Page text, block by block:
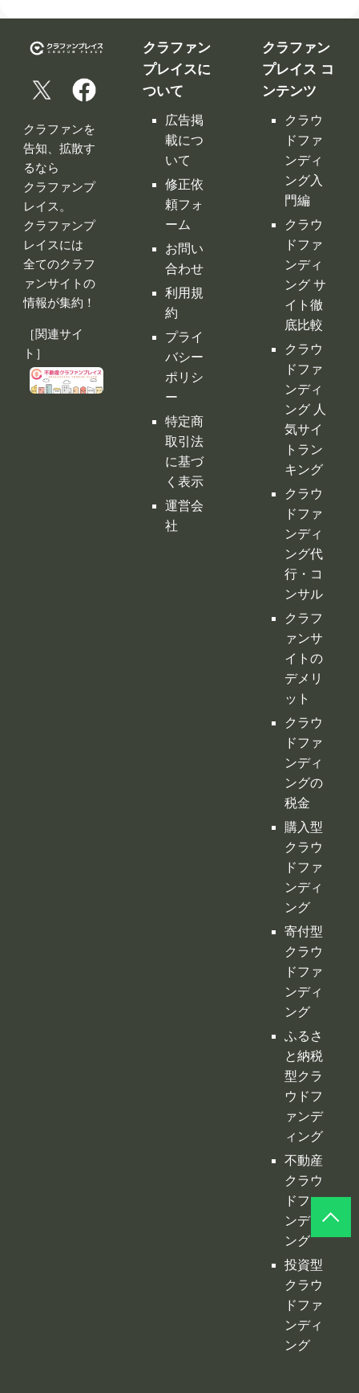
告知、拡散す
クラファンプ
クラファンプ
全てのクラフ
ァンサイトの
情報が集約！
［関連サイ
ト］
修正依
頼フォ
ーム
お問い
合わせ
利用規
約
プライ
バシー
ポリシ
ー
特定商
取引法
に基づ
く表示
運営会
社
ング入
門編
クラウ
ドファ
ンディ
ング サ
イト徹
底比較
クラウ
ドファ
ンディ
ング 人
気サイ
トラン
クラウ
ドファ
ンディ
ング代
行・コ
ンサル
クラフ
ァンサ
イトの
デメリ
ット
クラウ
ドファ
ンディ
ングの
税金
購入型
クラウ
ドファ
ンディ
ング
寄付型
クラウ
ドファ
ンディ
ング
ふるさ
と納税
型クラ
ウドフ
ァンデ
ィング
不動産
クラウ
ドファ
ンディ
ング
投資型
クラウ
ドファ
ンディ
ング